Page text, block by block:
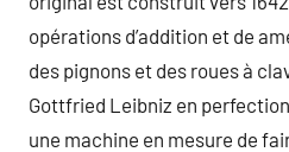
opérations d’addition et de
des pignons et des roues à
Gottfried Leibniz en
une machine en mesure de